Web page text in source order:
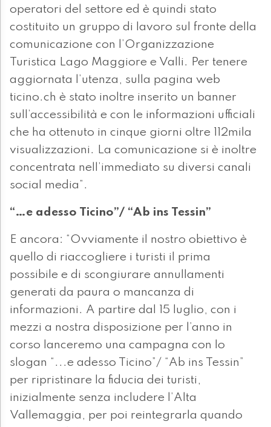
operatori del settore ed è quindi stato
costituito un gruppo di lavoro sul fronte della
comunicazione con l’Organizzazione
Turistica Lago Maggiore e Valli. Per tenere
aggiornata l’utenza, sulla pagina web
ticino.ch è stato inoltre inserito un banner
sull’accessibilità e con le informazioni ufficiali
che ha ottenuto in cinque giorni oltre 112mila
visualizzazioni. La comunicazione si è inoltre
concentrata nell’immediato su diversi canali
social media”.
“…e adesso Ticino”/ “Ab ins Tessin”
E ancora: “Ovviamente il nostro obiettivo è
quello di riaccogliere i turisti il prima
possibile e di scongiurare annullamenti
generati da paura o mancanza di
informazioni. A partire dal 15 luglio, con i
mezzi a nostra disposizione per l’anno in
corso lanceremo una campagna con lo
slogan “...e adesso Ticino”/ “Ab ins Tessin”
per ripristinare la fiducia dei turisti,
inizialmente senza includere l’Alta
Vallemaggia, per poi reintegrarla quando